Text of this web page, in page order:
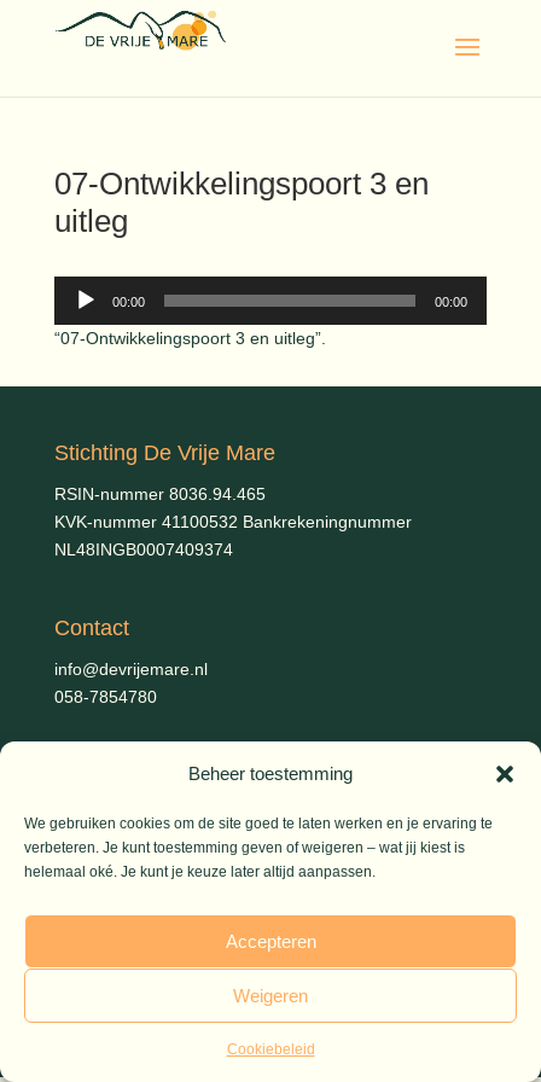
Beheer toestemming
We gebruiken cookies om de site goed te laten werken en je ervaring te
verbeteren. Je kunt toestemming geven of weigeren – wat jij kiest is
helemaal oké. Je kunt je keuze later altijd aanpassen.
Accepteren
Weigeren
Cookiebeleid
07-Ontwikkelingspoort 3 en
uitleg
Audiospeler
00:00 00:00
“07-Ontwikkelingspoort 3 en uitleg”.
Stichting De Vrije Mare
RSIN-nummer 8036.94.465
KVK-nummer 41100532 Bankrekeningnummer
NL48INGB0007409374
Contact
info@devrijemare.nl
058-7854780
Gerold Febis, Johanna Koelman, Ronald de Jong, Aart
Blom (artikelen), Iris Planting (Marieke)
© 2026 De Vrije Mare